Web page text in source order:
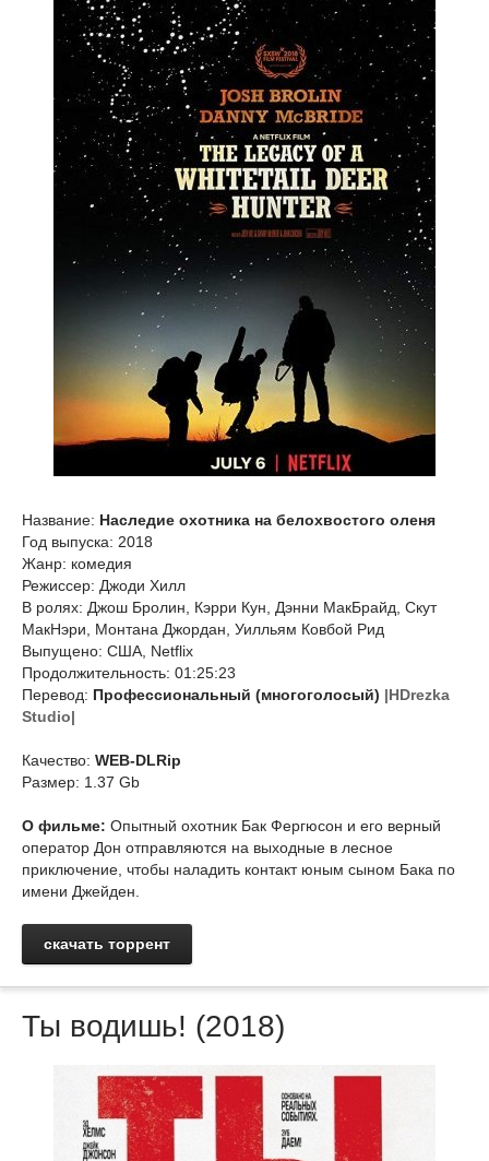
Название: Наследие охотника на белохвостого оленя
Год выпуска: 2018
Жанр: комедия
Режиссер: Джоди Хилл
В ролях: Джош Бролин, Кэрри Кун, Дэнни МакБрайд, Скут
МакНэри, Монтана Джордан, Уилльям Ковбой Рид
Выпущено: США, Netflix
Продолжительность: 01:25:23
Перевод: Профессиональный (многоголосый) |HDrezka
Studio|
Качество: WEB-DLRip
Размер: 1.37 Gb
О фильме: Опытный охотник Бак Фергюсон и его верный
оператор Дон отправляются на выходные в лесное
приключение, чтобы наладить контакт юным сыном Бака по
имени Джейден.
скачать торрент
Ты водишь! (2018)